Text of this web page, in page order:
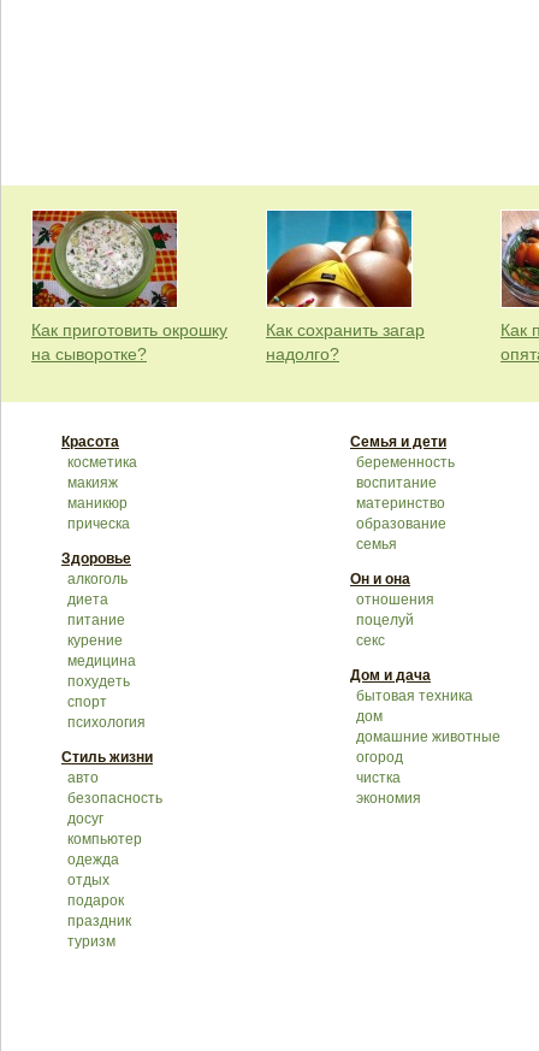
Как приготовить окрошку
на сыворотке?
Как сохранить загар
надолго?
Как
Красота
косметика
макияж
маникюр
прическа
Здоровье
алкоголь
диета
питание
курение
медицина
похудеть
спорт
психология
Стиль жизни
авто
безопасность
досуг
компьютер
одежда
отдых
подарок
праздник
туризм
Семья и дети
беременность
воспитание
материнство
образование
семья
Он и она
отношения
поцелуй
секс
Дом и дача
бытовая техника
дом
домашние животные
огород
чистка
экономия